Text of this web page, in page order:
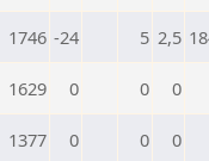
1746 -24 5 2,5
1629 0 0 0
1377 0 0 0